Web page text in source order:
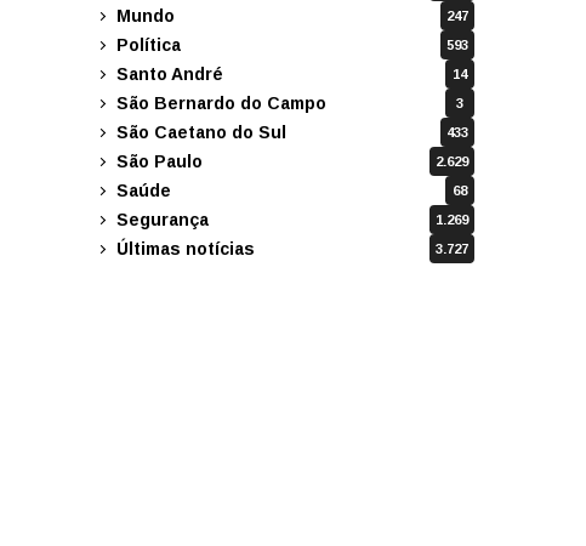
Mundo 247
Política 593
Santo André 14
São Bernardo do Campo 3
São Caetano do Sul 433
São Paulo 2.629
Saúde 68
Segurança 1.269
Últimas notícias 3.727